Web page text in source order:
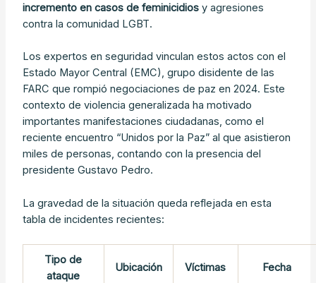
incremento en casos de feminicidiosy agresiones
contra la comunidad LGBT.
Los expertos en seguridad vinculan estos actos con el
Estado Mayor Central (EMC), grupo disidente de las
FARC que rompió negociaciones de paz en 2024. Este
contexto de violencia generalizada ha motivado
importantes manifestaciones ciudadanas, como el
reciente encuentro “Unidos por la Paz” al que asistieron
miles de personas, contando con la presencia del
presidente Gustavo Pedro.
La gravedad de la situación queda reflejada en esta
tabla de incidentes recientes:
Tipo de
ataque
Ubicación Víctimas Fecha